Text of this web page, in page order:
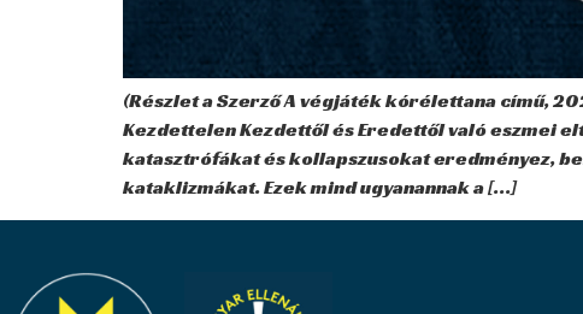
(Részlet a Szerző A végjáték kórélettana című,
Kezdettelen Kezdettől és Eredettől való eszmei
katasztrófákat és kollapszusokat eredményez,
kataklizmákat. Ezek mind ugyanannak a […]